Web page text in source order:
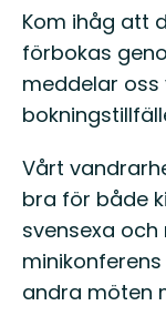
Kom ihåg att
förbokas
meddelar oss
Vårt
bra för både
svensexa
andra möten